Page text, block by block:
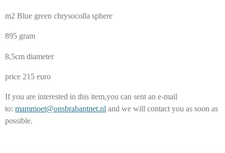
m2 Blue green chrysocolla sphere
895 gram
8,5cm diameter
price 215 euro
If you are interested in this item,you can sent an e-mail
to: mammoet@onsbrabantnet.nl and we will contact you as soon as
possible.